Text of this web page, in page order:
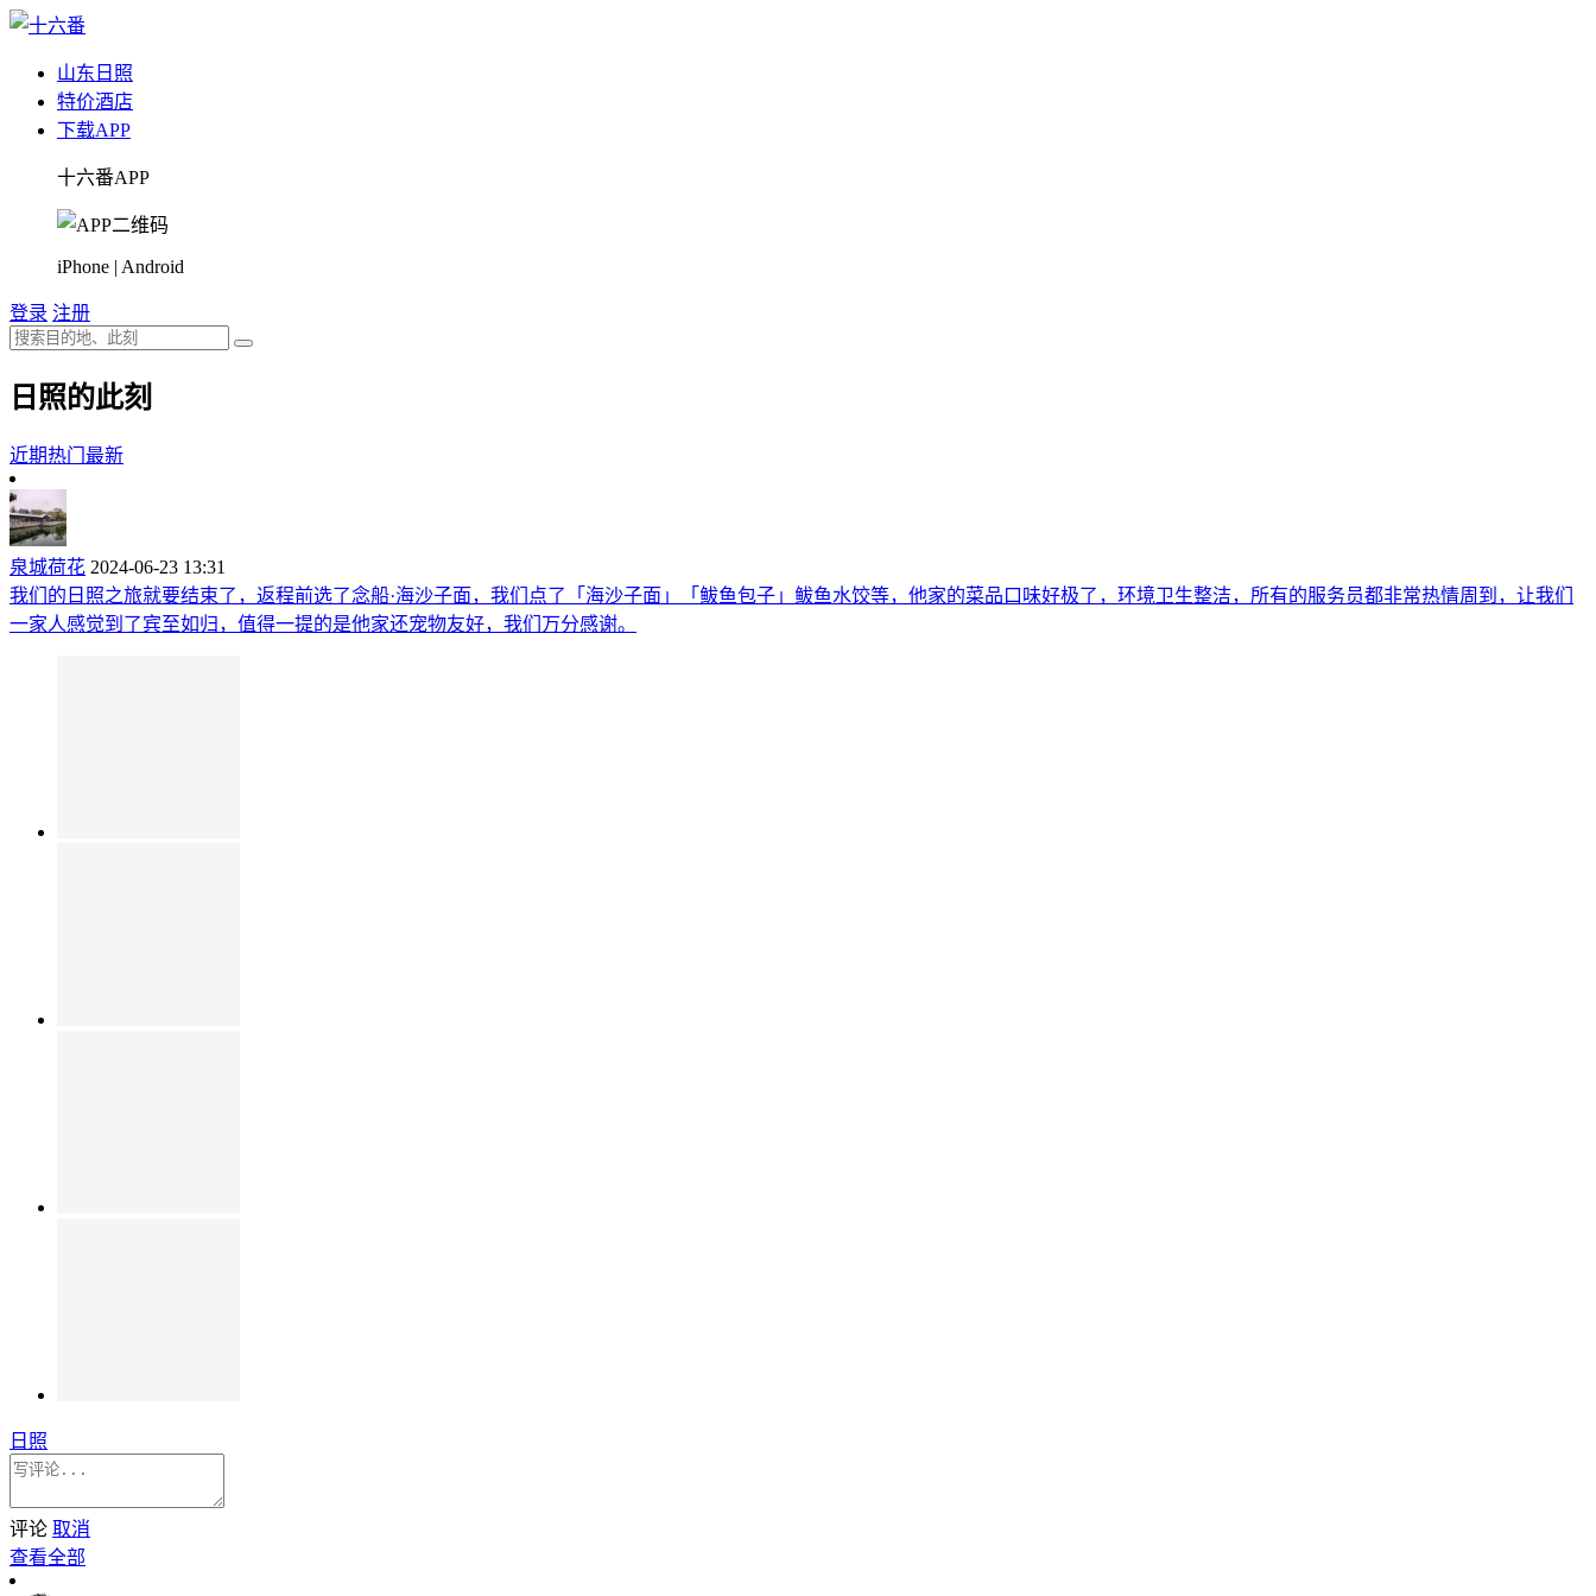
山东 日照
特价酒店
下载APP
十六番APP
iPhone | Android
登录 注册
日照的此刻
近期热门 最新
泉城荷花 2024-06-23 13:31
我们的日照之旅就要结束了，返程前选了念船·海沙子面，我们点了「海沙子面」「鲅鱼包子」鲅鱼水饺等，他家的菜品口味好极了，环境卫生整洁，所有的服务员都非常热情周到，让我们
一家人感觉到了宾至如归，值得一提的是他家还宠物友好，我们万分感谢。
日照
评论 取消
查看全部